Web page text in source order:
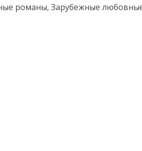
романы, Зарубежные